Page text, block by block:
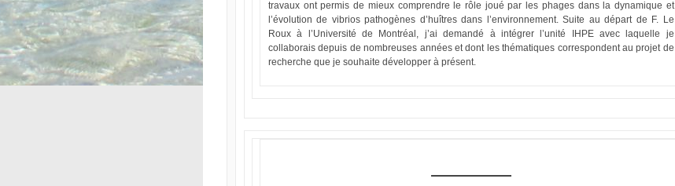
travaux ont permis de mieux comprendre le rôle joué par les phages dans la dynamique et
l’évolution de vibrios pathogènes d’huîtres dans l’environnement. Suite au départ de F. Le
Roux à l’Université de Montréal, j’ai demandé à intégrer l’unité IHPE avec laquelle je
collaborais depuis de nombreuses années et dont les thématiques correspondent au projet de
recherche que je souhaite développer à présent.